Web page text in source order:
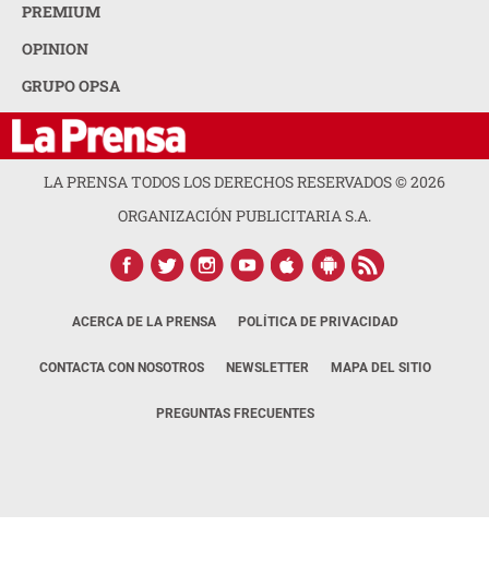
PREMIUM
OPINION
GRUPO OPSA
LA PRENSA TODOS LOS DERECHOS RESERVADOS ©2026
ORGANIZACIÓN PUBLICITARIA S.A.
ACERCA DE LA PRENSA POLÍTICA DE PRIVACIDAD
CONTACTA CON NOSOTROS NEWSLETTER MAPA DEL SITIO
PREGUNTAS FRECUENTES